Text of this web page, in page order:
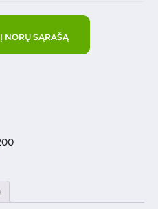
NORŲ SĄRAŠĄ